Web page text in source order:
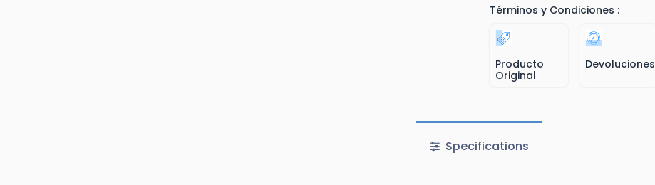
Términos y Condiciones :
Producto
Original
Devoluciones
Specifications